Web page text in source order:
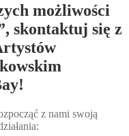
możliwości
skontaktuj się z
z nami swoją